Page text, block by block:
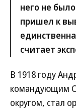
него не
пришел к
считает
В 1918 году
командующим
округом, стал